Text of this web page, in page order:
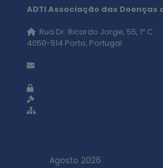
ADTI Associação das Doenças
Rua Dr. Ricardo Jorge, 55, 1º C
4050-514 Porto, Portugal
Agosto 2026